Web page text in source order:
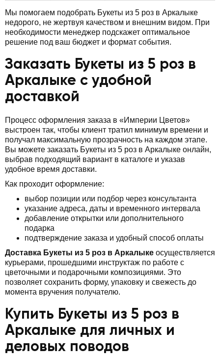
Мы помогаем подобрать Букеты из 5 роз в Аркалыке
недорого, не жертвуя качеством и внешним видом. При
необходимости менеджер подскажет оптимальное
решение под ваш бюджет и формат события.
Заказать Букеты из 5 роз в
Аркалыке с удобной
доставкой
Процесс оформления заказа в «Империи Цветов»
выстроен так, чтобы клиент тратил минимум времени и
получал максимальную прозрачность на каждом этапе.
Вы можете заказать Букеты из 5 роз в Аркалыке онлайн,
выбрав подходящий вариант в каталоге и указав
удобное время доставки.
Как проходит оформление:
выбор позиции или подбор через консультанта
указание адреса, даты и временного интервала
добавление открытки или дополнительного
подарка
подтверждение заказа и удобный способ оплаты
Доставка Букеты из 5 роз в Аркалыке осуществляется
курьерами, прошедшими инструктаж по работе с
цветочными и подарочными композициями. Это
позволяет сохранить форму, упаковку и свежесть до
момента вручения получателю.
Купить Букеты из 5 роз в
Аркалыке для личных и
деловых поводов